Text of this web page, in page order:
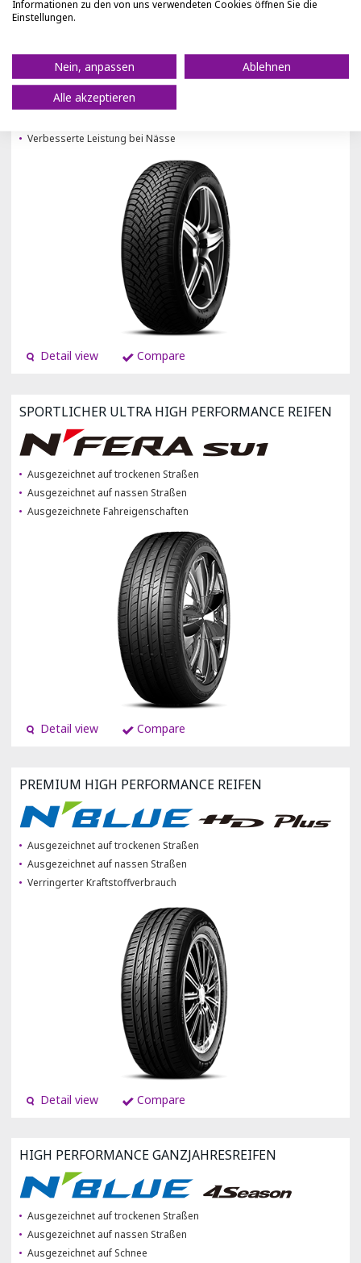
Ausgezeichnet auf Schnee
Verbesserte Leistung bei Nässe
Detail view Compare
SPORTLICHER ULTRA HIGH PERFORMANCE REIFEN
Ausgezeichnet auf trockenen Straßen
Ausgezeichnet auf nassen Straßen
Ausgezeichnete Fahreigenschaften
Detail view Compare
PREMIUM HIGH PERFORMANCE REIFEN
Ausgezeichnet auf trockenen Straßen
Ausgezeichnet auf nassen Straßen
Verringerter Kraftstoffverbrauch
Detail view Compare
HIGH PERFORMANCE GANZJAHRESREIFEN
Ausgezeichnet auf trockenen Straßen
Ausgezeichnet auf nassen Straßen
Ausgezeichnet auf Schnee
Informationen zu den von uns verwendeten Cookies öffnen Sie die
Einstellungen.
Nein, anpassen
Ablehnen
Alle akzeptieren